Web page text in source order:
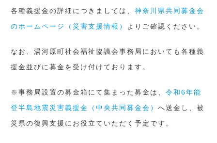
各種義援金の詳細につきましては、神奈川県共同募金会
のホームページ（災害支援情報） よりご確認ください。
なお、湯河原町社会福祉協議会事務局においても各種義
援金並びに募金を受け付けております。
※事務局設置の募金箱にて集まった募金は、令和6年能
登半島地震災害義援金（中央共同募金会）へ送金し、被
災県の復興支援にお役立ていただく予定です。